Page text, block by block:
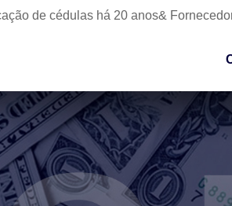
de cédulas há 20 anos&